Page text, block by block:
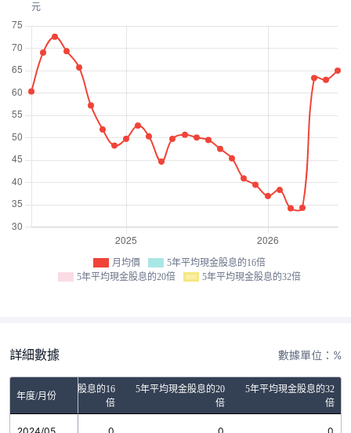
月均價
5年平均現金股息的16倍
5年平均現金股息的20倍
5年平均現金股息的32倍
詳細數據 數據單位：%
年度/月份
5年平均現金股息的16
倍
5年平均現金股息的20
倍
5年平均現金股息的32
倍